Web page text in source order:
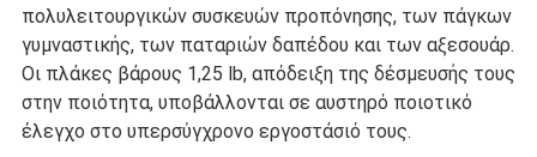
πολυλειτουργικών συσκευών προπόνησης, των πάγκων
γυμναστικής, των παταριών δαπέδου και των αξεσουάρ.
Οι πλάκες βάρους 1,25 lb, απόδειξη της δέσμευσής τους
στην ποιότητα, υποβάλλονται σε αυστηρό ποιοτικό
έλεγχο στο υπερσύγχρονο εργοστάσιό τους.